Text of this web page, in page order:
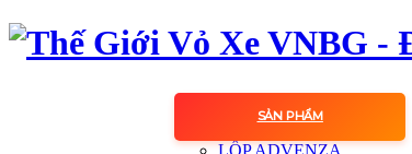
SẢN PHẨM
LỐP ADVENZA